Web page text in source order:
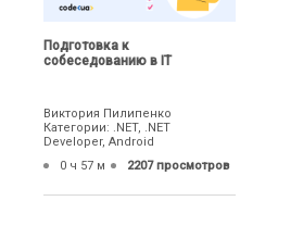
Подготовка к
собеседованию в IT
Виктория Пилипенко
Категории: .NET, .NET
Developer, Android
0 ч 57 м
2207 просмотров